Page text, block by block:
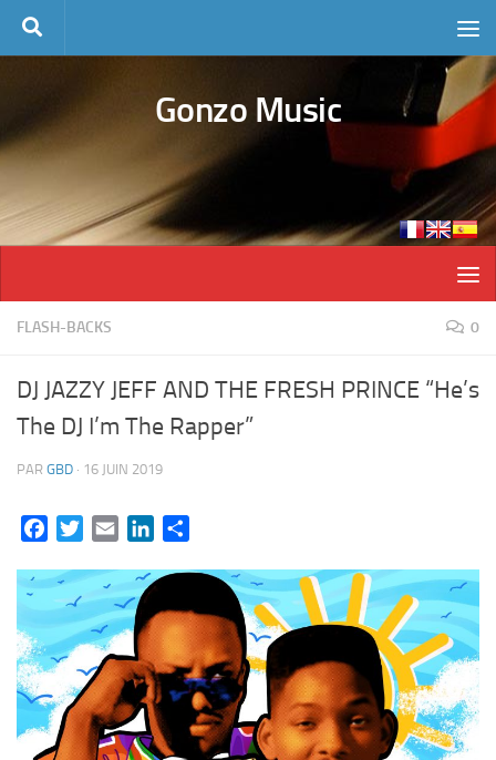
Skip to content
Gonzo Music
FLASH-BACKS 0
DJ JAZZY JEFF AND THE FRESH PRINCE “He’s
The DJ I’m The Rapper”
PAR GBD · 16 JUIN 2019
FacebookTwitterEmail LinkedIn